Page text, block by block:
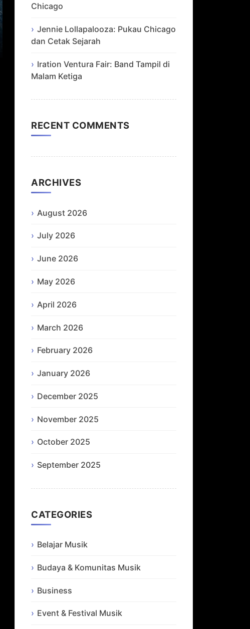
Chicago
Jennie Lollapalooza: Pukau Chicago
dan Cetak Sejarah
Iration Ventura Fair: Band Tampil di
Malam Ketiga
RECENT COMMENTS
ARCHIVES
August 2026
July 2026
June 2026
May 2026
April 2026
March 2026
February 2026
January 2026
December 2025
November 2025
October 2025
September 2025
CATEGORIES
Belajar Musik
Budaya & Komunitas Musik
Business
Event & Festival Musik